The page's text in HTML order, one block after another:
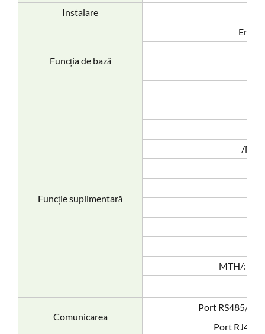
Instalare
Funcția de bază
Funcție suplimentară
/
MTH/: un
Comunicarea
Port RS485/
Port RJ45